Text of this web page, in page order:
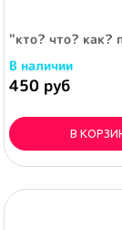
"кто? что? как?
В наличии
450 руб
В